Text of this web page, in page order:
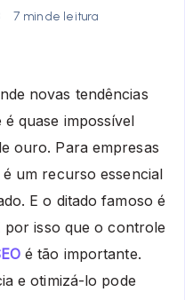
7 min de leitura
novas tendências
quase impossível
ouro. Para empresas
um recurso essencial
E o ditado famoso é
por isso que o controle
é tão importante.
e otimizá-lo pode